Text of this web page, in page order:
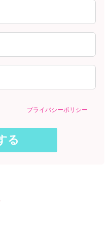
プライバシーポリシー